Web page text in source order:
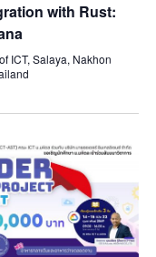
with Rust:
ICT, Salaya, Nakhon